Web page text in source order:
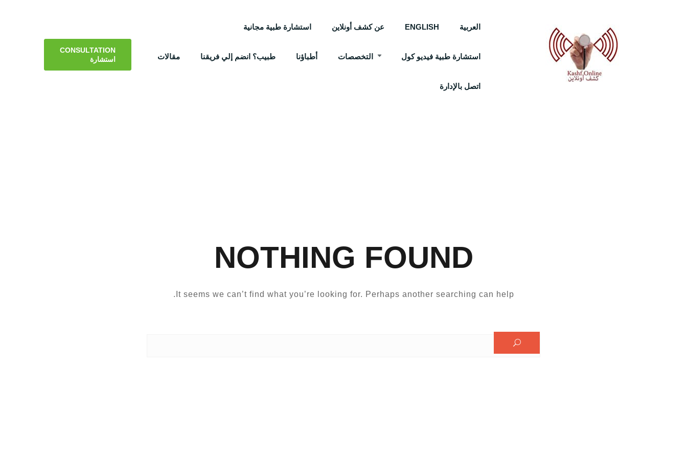
العربية ENGLISH عن كشف أونلاين استشارة طبية مجانية
استشارة طبية فيديو كول التخصصات أطباؤنا طبيب؟ انضم إلي فريقنا مقالات
اتصل بالإدارة
CONSULTATION
استشارة
NOTHING FOUND
It seems we can’t find what you’re looking for. Perhaps another searching can help.